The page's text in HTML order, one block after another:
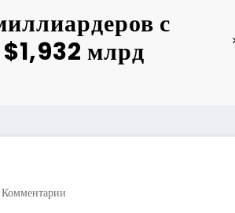
с
$1,932 млрд